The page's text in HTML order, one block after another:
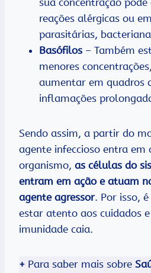
reações alérgicas ou
parasitárias,
Basófilos – Também
menores
aumentar em quadros
inflamações
Sendo assim, a partir do
agente infeccioso entra em
organismo, as células do
entram em ação e atuam
agente agressor. Por isso,
estar atento aos cuidados
imunidade caia.
+ Para saber mais sobre